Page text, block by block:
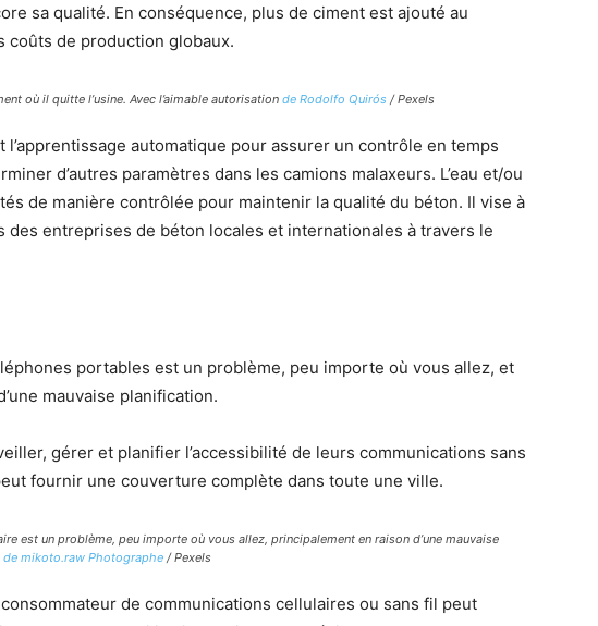
sa qualité. En conséquence, plus de ciment est ajouté au
coûts de production globaux.
où il quitte l’usine. Avec l’aimable autorisation de Rodolfo Quirós / Pexels
l’apprentissage automatique pour assurer un contrôle en temps
d’autres paramètres dans les camions malaxeurs. L’eau et/ou
de manière contrôlée pour maintenir la qualité du béton. Il vise à
des entreprises de béton locales et internationales à travers le
portables est un problème, peu importe où vous allez, et
mauvaise planification.
gérer et planifier l’accessibilité de leurs communications sans
fournir une couverture complète dans toute une ville.
est un problème, peu importe où vous allez, principalement en raison d’une mauvaise
de mikoto.raw Photographe / Pexels
de communications cellulaires ou sans fil peut